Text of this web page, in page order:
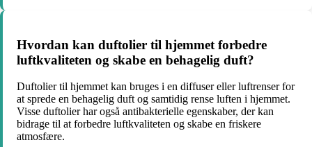
Hvordan kan duftolier til hjemmet forbedre
luftkvaliteten og skabe en behagelig duft?
Duftolier til hjemmet kan bruges i en diffuser eller luftrenser for
at sprede en behagelig duft og samtidig rense luften i hjemmet.
Visse duftolier har også antibakterielle egenskaber, der kan
bidrage til at forbedre luftkvaliteten og skabe en friskere
atmosfære.